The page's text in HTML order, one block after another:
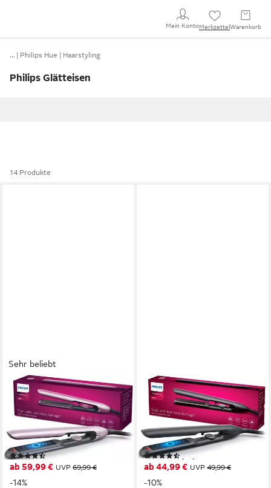
Mein KontoMerkzettel Warenkorb
… Philips Hue Haarstyling
Philips Glätteisen
14 Produkte
Sehr beliebt
PHILIPS
Glätteisen Series 5000
BHS530/00 Keramik-
Beschichtung, mit
ThermoShield-Technologie,
Ionisierungsfunktion, 12
Einstellungen
(69)
ab 59,99 € UVP 69,99 €
-14%
PHILIPS
Glätteisen Series 5000
BHS510/00 Keramik-
Beschichtung, mit
ThermoShield-Technologie,
Ionisierungsfunktion, 12
Einstellungen
(92)
ab 44,99 € UVP 49,99 €
-10%